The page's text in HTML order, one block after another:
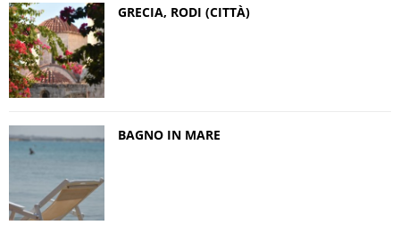
GRECIA, RODI (CITTÀ)
BAGNO IN MARE